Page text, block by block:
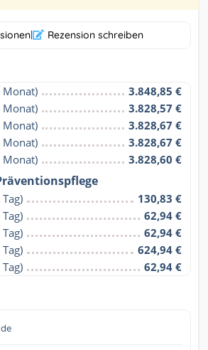
| Rezension schreiben
Monat)
3.848,85 €
Monat)
3.828,57 €
Monat)
3.828,67 €
Monat)
3.828,67 €
Monat)
3.828,60 €
130,83 €
62,94 €
62,94 €
624,94 €
62,94 €